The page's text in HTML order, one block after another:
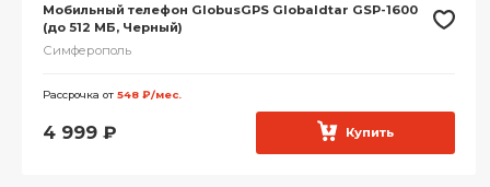
Мобильный телефон GlobusGPS Globaldtar GSP-1600
(до 512 МБ, Черный)
Симферополь
Рассрочка от 548 ₽/мес.
4 999 ₽ Купить